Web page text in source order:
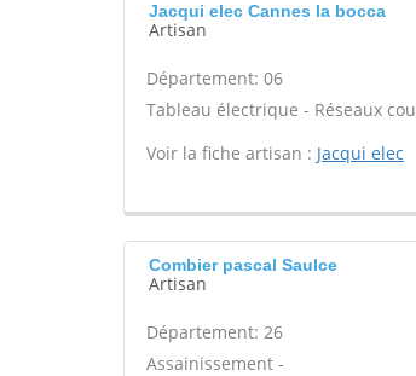
Jacqui elec Cannes la bocca
Artisan
Département: 06
Tableau électrique - Réseaux
Voir la fiche artisan : Jacqui elec
Combier pascal Saulce
Artisan
Département: 26
Assainissement -